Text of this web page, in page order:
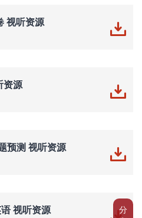
分
视听资源
资源
预测 视听资源
视听资源